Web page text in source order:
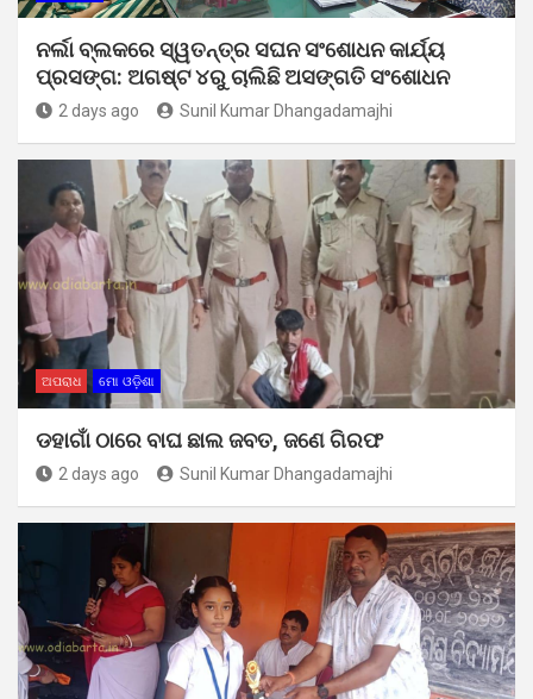
ନର୍ଲା ବ୍ଲକରେ ସ୍ୱତନ୍ତ୍ର ସଘନ ସଂଶୋଧନ କାର୍ଯ୍ୟ
ପ୍ରସଙ୍ଗ: ଅଗଷ୍ଟ ୪ରୁ ଚାଲିଛି ଅସଙ୍ଗତି ସଂଶୋଧନ
2 days ago Sunil Kumar Dhangadamajhi
ଅପରାଧ ମୋ ଓଡ଼ିଶା
ଡହାଗାଁ ଠାରେ ବାଘ ଛାଲ ଜବତ, ଜଣେ ଗିରଫ
2 days ago Sunil Kumar Dhangadamajhi